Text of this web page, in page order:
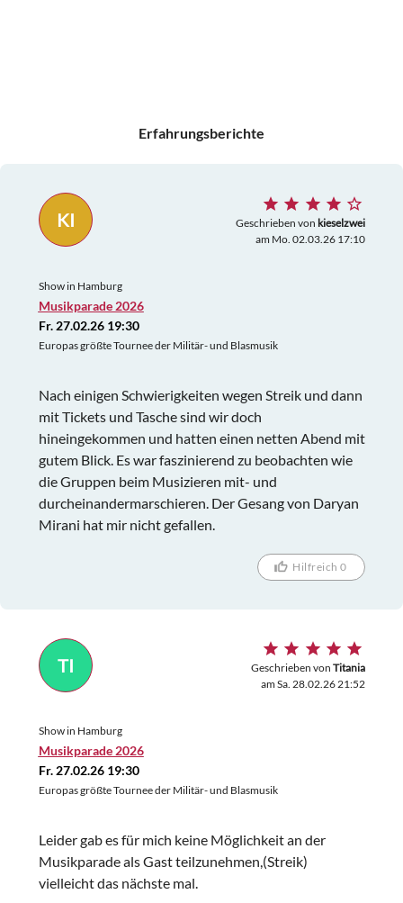
Erfahrungsberichte
KI Geschrieben von kieselzwei
am Mo. 02.03.26 17:10
Show in Hamburg
Musikparade 2026
Fr. 27.02.26 19:30
Europas größte Tournee der Militär- und Blasmusik
Nach einigen Schwierigkeiten wegen Streik und dann
mit Tickets und Tasche sind wir doch
hineingekommen und hatten einen netten Abend mit
gutem Blick. Es war faszinierend zu beobachten wie
die Gruppen beim Musizieren mit- und
durcheinandermarschieren. Der Gesang von Daryan
Mirani hat mir nicht gefallen.
Hilfreich 0
TI Geschrieben von Titania
am Sa. 28.02.26 21:52
Show in Hamburg
Musikparade 2026
Fr. 27.02.26 19:30
Europas größte Tournee der Militär- und Blasmusik
Leider gab es für mich keine Möglichkeit an der
Musikparade als Gast teilzunehmen,(Streik)
vielleicht das nächste mal.